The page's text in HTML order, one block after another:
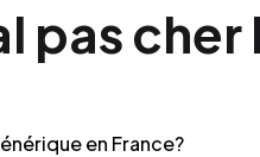
pas
en France?